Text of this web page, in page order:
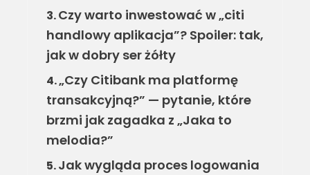
3.Czy warto inwestować w „citi
handlowy aplikacja”? Spoiler: tak,
jak w dobry ser żółty
4.„Czy Citibank ma platformę
transakcyjną?” — pytanie, które
brzmi jak zagadka z „Jaka to
melodia?”
5.Jak wygląda proces logowania